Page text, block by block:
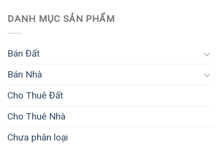
DANH MỤC SẢN PHẨM
Bán Đất
Bán Nhà
Cho Thuê Đất
Cho Thuê Nhà
Chưa phân loại